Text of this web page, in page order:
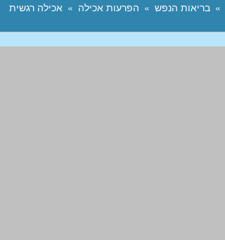
בריאות הנפש הפרעות אכילה אכילה רגשית